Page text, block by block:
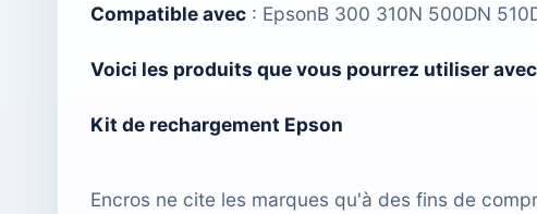
Compatible avec : EpsonB 300 310N 500DN
Voici les produits que vous pourrez utiliser
Kit de rechargement Epson
Encros ne cite les marques qu'à des fins de